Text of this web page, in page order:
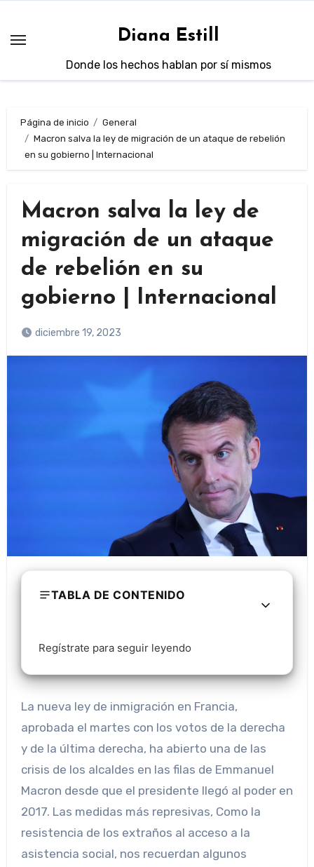
contenido
Diana Estill
Donde los hechos hablan por sí mismos
Página de inicio
General
Macron salva la ley de migración de un ataque de rebelión
en su gobierno | Internacional
Macron salva la ley de
migración de un ataque
de rebelión en su
gobierno | Internacional
diciembre 19, 2023
TABLA DE CONTENIDO
Regístrate para seguir leyendo
La nueva ley de inmigración en Francia,
aprobada el martes con los votos de la derecha
y de la última derecha, ha abierto una de las
crisis de los alcaldes en las filas de Emmanuel
Macron desde que el presidente llegó al poder en
2017. Las medidas más represivas, Como la
resistencia de los extraños al acceso a la
asistencia social, nos recuerdan algunos